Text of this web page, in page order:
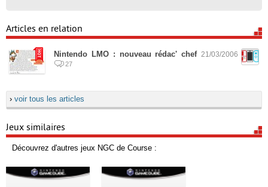
Articles en relation
Nintendo LMO : nouveau rédac' chef 21/03/2006
27
› voir tous les articles
Jeux similaires
Découvrez d'autres jeux NGC de Course :